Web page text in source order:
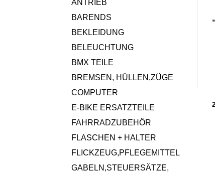
ANTRIEB
BARENDS
BEKLEIDUNG
BELEUCHTUNG
BMX TEILE
BREMSEN, HÜLLEN,ZÜGE
COMPUTER
E-BIKE ERSATZTEILE
FAHRRADZUBEHÖR
FLASCHEN + HALTER
FLICKZEUG,PFLEGEMITTEL
GABELN,STEUERSÄTZE,